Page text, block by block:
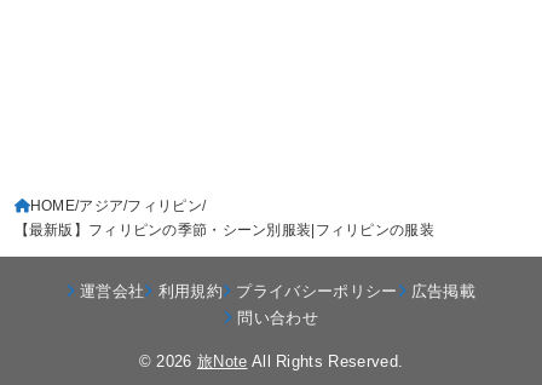
HOME アジア フィリピン
【最新版】フィリピンの季節・シーン別服装|フィリピンの服装
運営会社 利用規約 プライバシーポリシー
広告掲載
問い合わせ
© 2026 旅Note All Rights Reserved.